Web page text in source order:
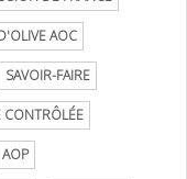
AOC
SAVOIR-FAIRE
CONTRÔLÉE
AOP